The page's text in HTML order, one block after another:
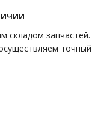
запчастей.
точный